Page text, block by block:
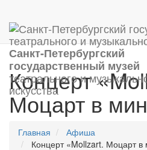
Санкт-Петербургский
государственный музей
театрального и
искусства
Концерт
Моцарт в
Главная
Афиша
Концерт «Mollzart. Моцарт в